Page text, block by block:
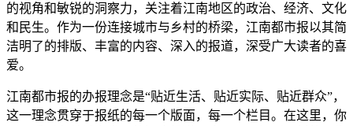
的视角和敏锐的洞察力，关注着江南地区的政治、经济、文化
和民生。作为一份连接城市与乡村的桥梁，江南都市报以其简
洁明了的排版、丰富的内容、深入的报道，深受广大读者的喜
爱。
江南都市报的办报理念是“贴近生活、贴近实际、贴近群众”，
这一理念贯穿于报纸的每一个版面，每一个栏目。在这里，你